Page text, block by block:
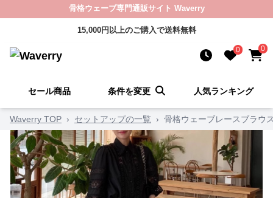
骨格ウェーブ専門通販サイト Waverry
15,000円以上のご購入で送料無料
0 0
セール商品 条件を変更 人気ランキング
Waverry TOP › セットアップの一覧 › 骨格ウェーブレースブラウ